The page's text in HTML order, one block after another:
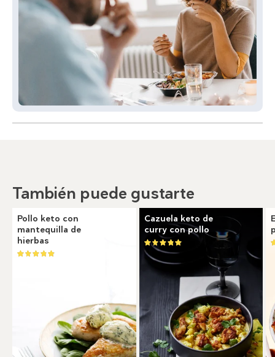
También puede gustarte
Pollo keto con
mantequilla de
hierbas
Cazuela keto de
curry con pollo